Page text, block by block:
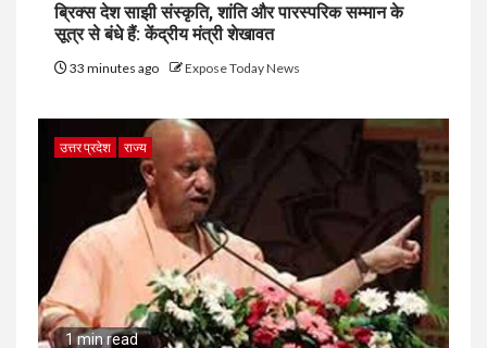
ब्रिक्स देश साझी संस्कृति, शांति और पारस्परिक सम्मान के
सूत्र से बंधे हैं: केंद्रीय मंत्री शेखावत
33 minutes ago Expose Today News
उत्तर प्रदेश राज्य
1 min read